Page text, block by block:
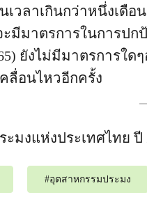
เวลาเกินกว่าหนึ่งเดื
มีมาตรการในการป
ยังไม่มีมาตรการใ
ลื่อนไหวอีกครั้ง
มงแห่งประเทศไทย ปี
#อุตสาหกรรมประมง